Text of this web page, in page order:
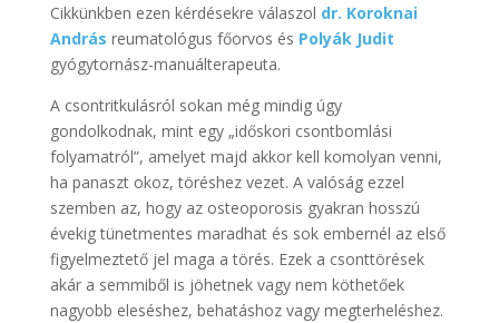
Cikkünkben ezen kérdésekre válaszol dr. Koroknai
András reumatológus főorvos és Polyák Judit
gyógytornász-manuálterapeuta.
A csontritkulásról sokan még mindig úgy
gondolkodnak, mint egy „időskori csontbomlási
folyamatról”, amelyet majd akkor kell komolyan venni,
ha panaszt okoz, töréshez vezet. A valóság ezzel
szemben az, hogy az osteoporosis gyakran hosszú
évekig tünetmentes maradhat és sok embernél az első
figyelmeztető jel maga a törés. Ezek a csonttörések
akár a semmiből is jöhetnek vagy nem köthetőek
nagyobb eleséshez, behatáshoz vagy megterheléshez.